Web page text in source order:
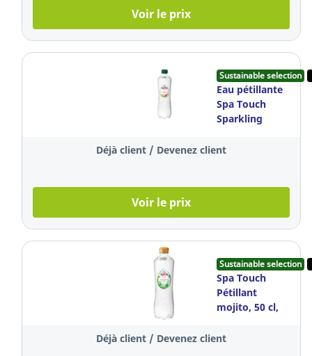
Voir le prix
Sustainable selection
Eau pétillante
Spa Touch
Sparkling
kiwi, le paquet
Déjà client / Devenez client
Voir le prix
Sustainable selection
Spa Touch
Pétillant
mojito, 50 cl,
bouteilles
Déjà client / Devenez client